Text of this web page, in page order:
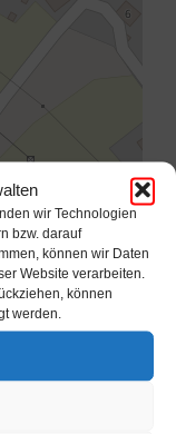
wir Technologien
bzw. darauf
können wir Daten
Website verarbeiten.
können
werden.
OpenStreetMap